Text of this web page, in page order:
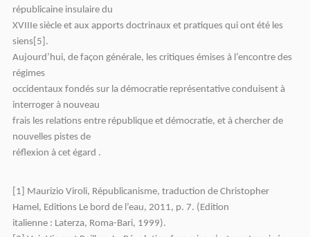
républicaine insulaire du
XVIIIe siècle et aux apports doctrinaux et pratiques qui ont été les
siens[5].
Aujourd’hui, de façon générale, les critiques émises à l’encontre des
régimes
occidentaux fondés sur la démocratie représentative conduisent à
interroger à nouveau
frais les relations entre république et démocratie, et à chercher de
nouvelles pistes de
réflexion à cet égard .
[1] Maurizio Viroli, Républicanisme, traduction de Christopher
Hamel, Editions Le bord de l’eau, 2011, p. 7. (Edition
italienne : Laterza, Roma-Bari, 1999).